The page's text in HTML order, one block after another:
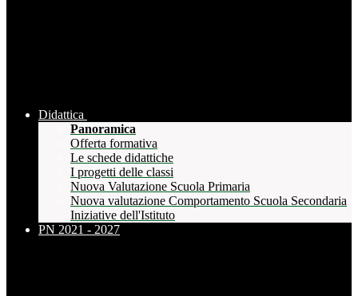
Didattica
Panoramica
Offerta formativa
Le schede didattiche
I progetti delle classi
Nuova Valutazione Scuola Primaria
Nuova valutazione Comportamento Scuola Secondaria
Iniziative dell'Istituto
PN 2021 - 2027